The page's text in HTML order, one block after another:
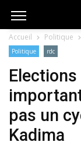
Accueil Politique
Politique rdc
Elections
pas un
Kadima